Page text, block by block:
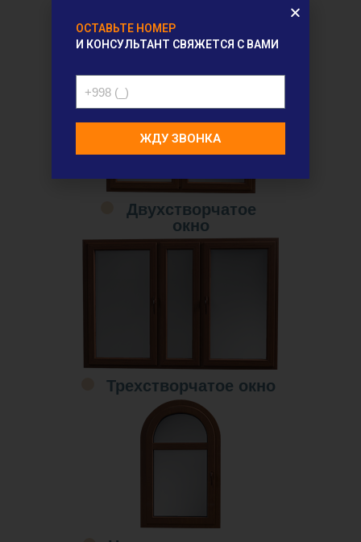
Одностворчатое
окно
Двухстворчатое
окно
Трехстворчатое окно
ОСТАВЬТЕ НОМЕР
И КОНСУЛЬТАНТ СВЯЖЕТСЯ С ВАМИ
ЖДУ ЗВОНКА